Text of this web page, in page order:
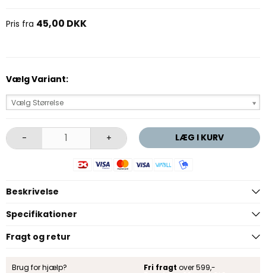
Pris fra 45,00 DKK
Vælg Variant:
Vælg Størrelse
- + LÆG I KURV
Beskrivelse
Specifikationer
Fragt og retur
Brug for hjælp? Fri fragt over 599,-